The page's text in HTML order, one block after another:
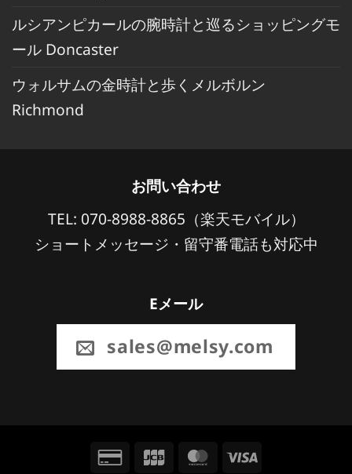
ルシアンピカールの腕時計と巡るショッピングモ
ール Doncaster
ウォルサムの金時計と歩くメルボルン
Richmond
お問い合わせ
TEL: 070-8988-8865（楽天モバイル）
ショートメッセージ・留守番電話も対応中
Eメール
sales@melsy.com
Credit
JCB MasterCard
Visa